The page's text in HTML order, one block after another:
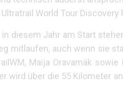
World Tour Discovery
diesem Jahr am Start
mitlaufen, auch wenn sie
Maija Oravamäk
wird über die 55 Kilometer